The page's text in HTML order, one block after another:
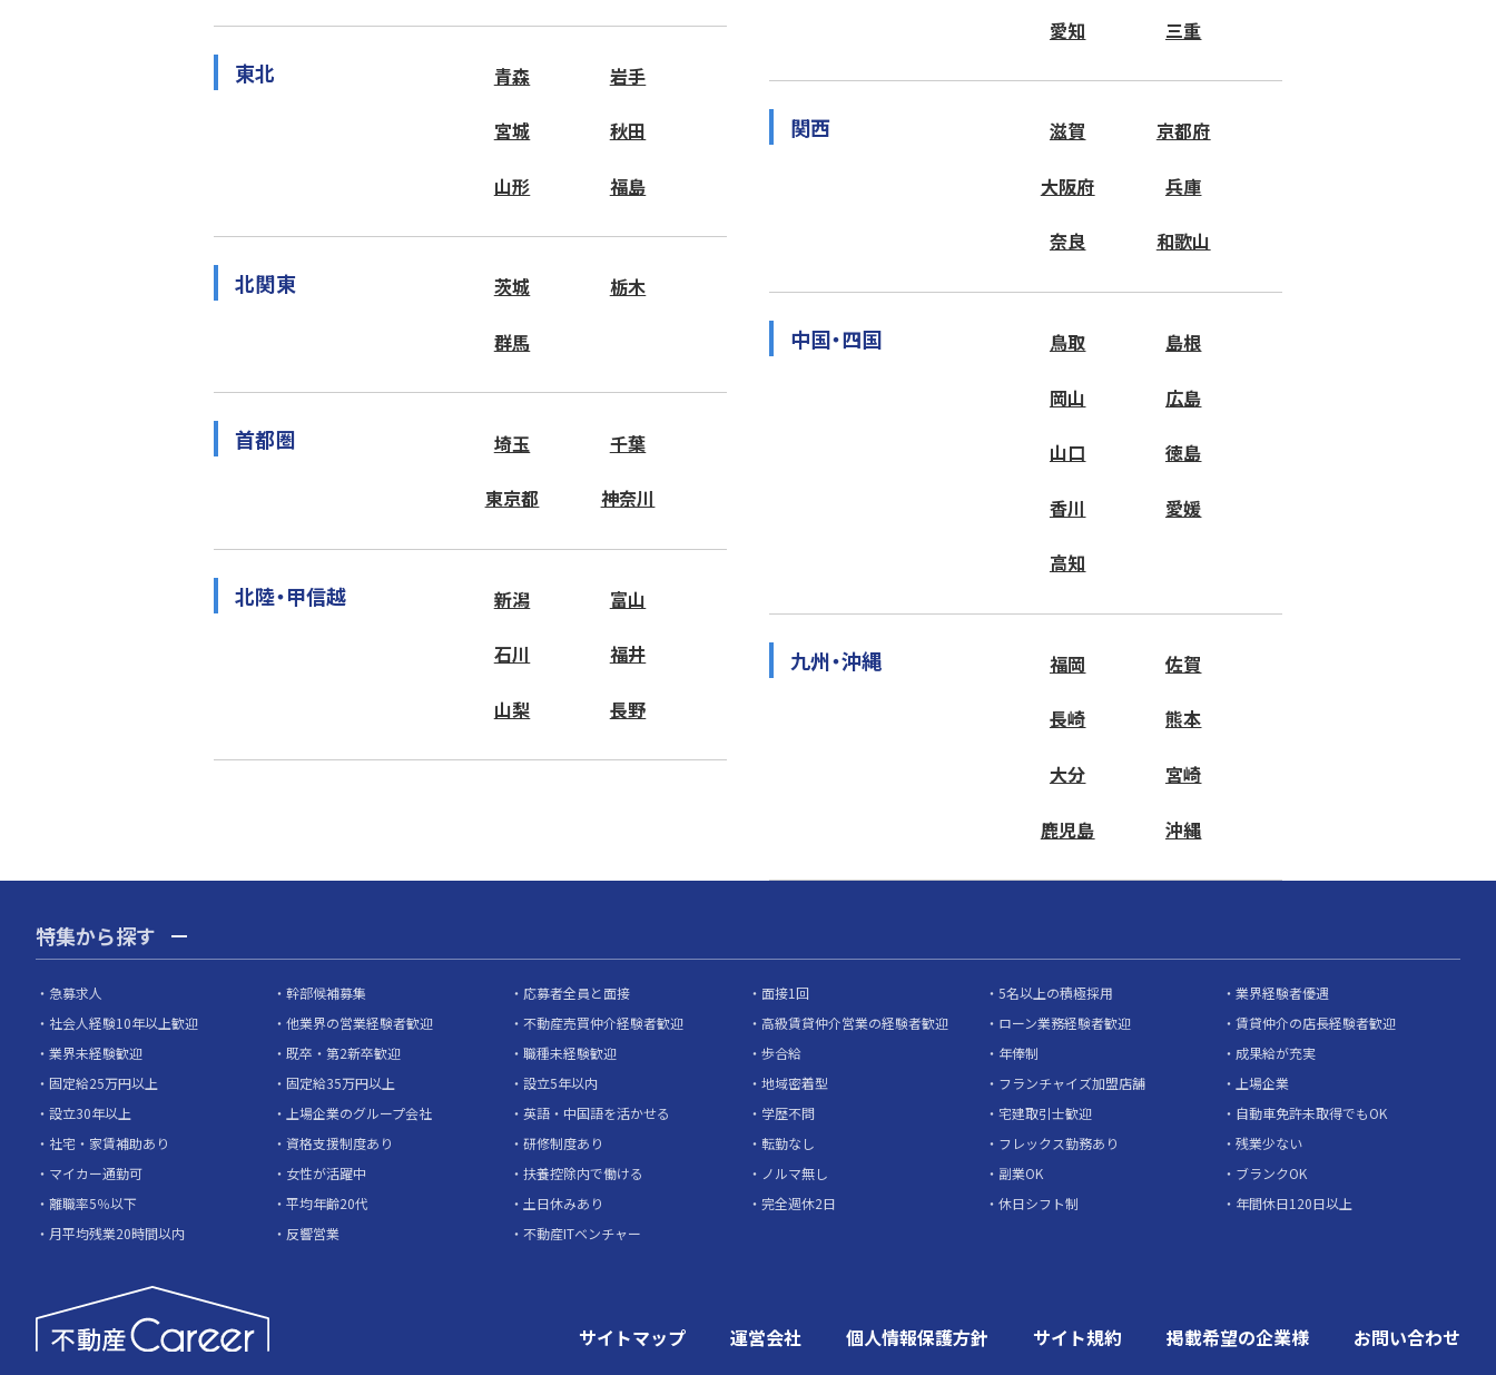
東北 青森 岩手
宮城 秋田
山形 福島
北関東 茨城 栃木
群馬
首都圏 埼玉 千葉
東京都 神奈川
北陸・甲信越 新潟 富山
石川 福井
山梨 長野
愛知 三重
関西 滋賀 京都府
大阪府 兵庫
奈良 和歌山
中国・四国 鳥取 島根
岡山 広島
山口 徳島
香川 愛媛
高知
九州・沖縄 福岡 佐賀
長崎 熊本
大分 宮崎
鹿児島 沖縄
特集から探す
急募求人 幹部候補募集 応募者全員と面接 面接1回 5名以上の積極採用
業界経験者優遇
社会人経験10年以上歓迎
他業界の営業経験者歓迎 不動産売買仲介経験者歓迎 高級賃貸仲介営業の経験者歓迎 ローン業務経験者歓迎
賃貸仲介の店長経験者歓迎
業界未経験歓迎
既卒・第2新卒歓迎 職種未経験歓迎 歩合給 年俸制
成果給が充実
固定給25万円以上
固定給35万円以上 設立5年以内 地域密着型 フランチャイズ加盟店舗
上場企業
設立30年以上
上場企業のグループ会社 英語・中国語を活かせる 学歴不問 宅建取引士歓迎
自動車免許未取得でもOK
社宅・家賃補助あり
資格支援制度あり 研修制度あり 転勤なし フレックス勤務あり
残業少ない
マイカー通勤可
女性が活躍中 扶養控除内で働ける ノルマ無し 副業OK
ブランクOK
離職率5％以下
平均年齢20代 土日休みあり 完全週休2日 休日シフト制
年間休日120日以上
月平均残業20時間以内
反響営業 不動産ITベンチャー
サイトマップ 運営会社 個人情報保護方針 サイト規約 掲載希望の企業様 お問い合わせ